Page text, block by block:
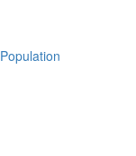
Population